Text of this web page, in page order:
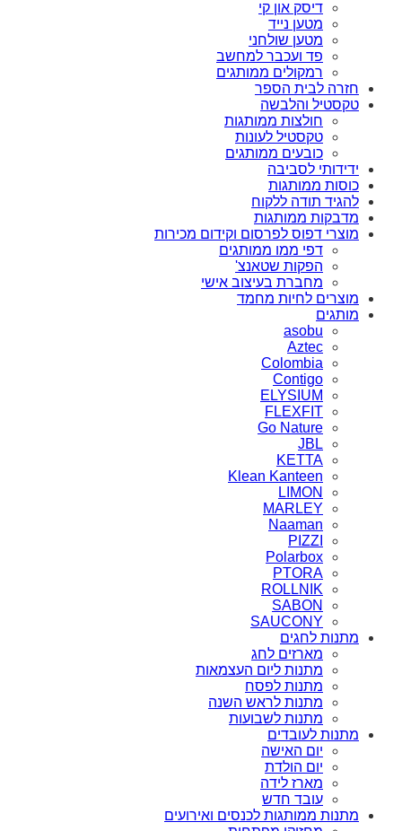
דיסק און קי
מטען נייד
מטען שולחני
פד ועכבר למחשב
רמקולים ממותגים
חזרה לבית הספר
טקסטיל והלבשה
חולצות ממותגות
טקסטיל לעונות
כובעים ממותגים
ידידותי לסביבה
כוסות ממותגות
להגיד תודה ללקוח
מדבקות ממותגות
מוצרי דפוס לפרסום וקידום מכירות
דפי ממו ממותגים
הפקות שטאנצ'
מחברת בעיצוב אישי
מוצרים לחיות מחמד
מותגים
asobu
Aztec
Colombia
Contigo
ELYSIUM
FLEXFIT
Go Nature
JBL
KETTA
Klean Kanteen
LIMON
MARLEY
Naaman
PIZZI
Polarbox
PTORA
ROLLNIK
SABON
SAUCONY
מתנות לחגים
מארזים לחג
מתנות ליום העצמאות
מתנות לפסח
מתנות לראש השנה
מתנות לשבועות
מתנות לעובדים
יום האישה
יום הולדת
מארז לידה
עובד חדש
מתנות ממותגות לכנסים ואירועים